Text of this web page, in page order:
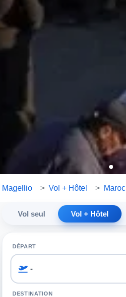
Magellio > Vol + Hôtel > Maroc
Vol seul Vol + Hôtel
DÉPART
DESTINATION